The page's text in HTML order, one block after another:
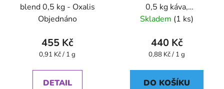
blend 0,5 kg - Oxalis
Objednáno
455 Kč
Měrná
0,91 Kč / 1 g
DETAIL
0,5 kg káva,
aromatizovaná - Oxalis
Skladem (1 ks)
440 Kč
Měrná
0,88 Kč / 1 g
DO KOŠÍKU